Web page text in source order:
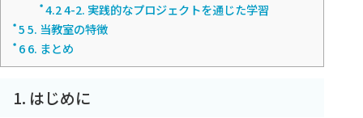
4.24-2. 実践的なプロジェクトを通じた学習
55. 当教室の特徴
66. まとめ
1. はじめに